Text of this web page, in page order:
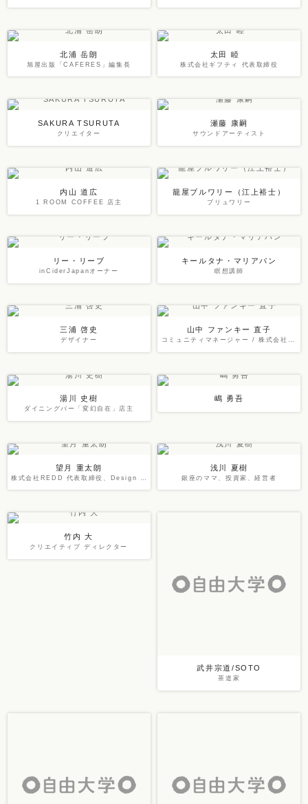
北浦 岳朗
旭屋出版「CAFERES」編集長
太田 睦
株式会社ギフティ 代表取締役
SAKURA TSURUTA
クリエイター
瀬藤 康嗣
サウンドアーティスト
内山 道広
1 ROOM COFFEE 店主
籠屋ブルワリー（江上裕士）
ブリュワリー
リー・リーブ
inCiderJapanオーナー
キールタナ・マリアパン
瞑想講師
三浦 啓史
デザイナー
山中 ファンキー 直子
コミュニティマネージャー / 株式会社CAMPFIRE 事業推進室
湯川 史樹
ダイニングバー「変幻自在」店主
嶋 勇吾
望月 重太朗 浅川 夏樹
銀座のママ、投資家、経営者
竹内 大
クリエイティブ ディレクター
武井宗道/SOTO
茶道家